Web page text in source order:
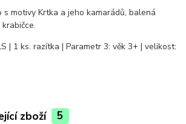
motivy Krtka a jeho kamarádů, balená
| 1 ks. razítka | Parametr 3: věk 3+ | velikost:
zboží 5